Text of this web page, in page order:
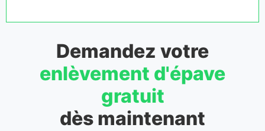
Demandez votre
enlèvement d'épave
gratuit
dès maintenant